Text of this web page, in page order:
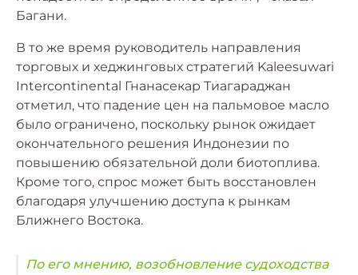
Багани.
В то же время руководитель направления
торговых и хеджинговых стратегий Kaleesuwari
Intercontinental Гнанасекар Тиагараджан
отметил, что падение цен на пальмовое масло
было ограничено, поскольку рынок ожидает
окончательного решения Индонезии по
повышению обязательной доли биотоплива.
Кроме того, спрос может быть восстановлен
благодаря улучшению доступа к рынкам
Ближнего Востока.
По его мнению, возобновление судоходства